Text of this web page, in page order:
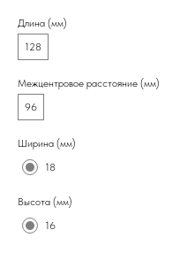
Длина (мм)
128
Межцентровое расстояние (мм)
96
Ширина (мм)
18
Высота (мм)
16